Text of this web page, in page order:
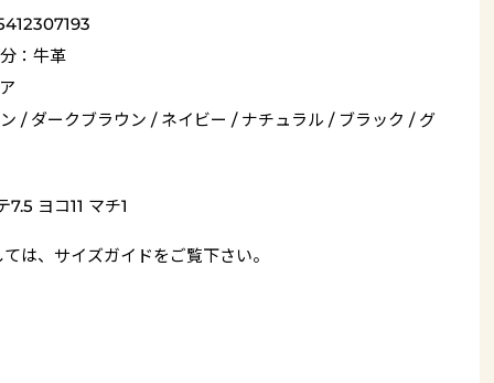
：牛革
/ ダークブラウン / ネイビー / ナチュラル / ブラック / グ
7.5 ヨコ11 マチ1
は、 サイズガイドをご覧下さい。